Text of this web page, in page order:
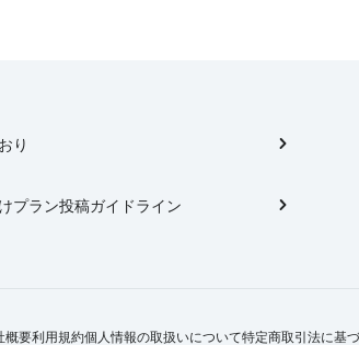
り
プラン投稿ガイドライン
概要利用規約個人情報の取扱いについて特定商取引法に基